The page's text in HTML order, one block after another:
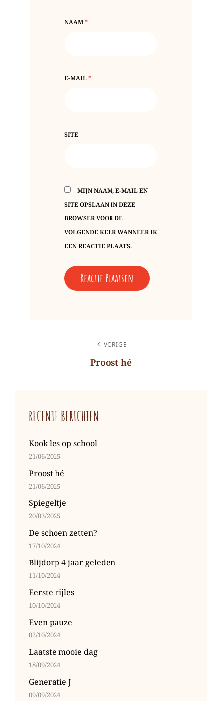
NAAM*
E-MAIL*
SITE
MIJN NAAM, E-MAIL EN
SITE OPSLAAN IN DEZE
BROWSER VOOR DE
VOLGENDE KEER WANNEER IK
EEN REACTIE PLAATS.
VORIGE
Proost hé
RECENTE BERICHTEN
Kook les op school
21/06/2025
Proost hé
21/06/2025
Spiegeltje
20/03/2025
De schoen zetten?
17/10/2024
Blijdorp 4 jaar geleden
11/10/2024
Eerste rijles
10/10/2024
Even pauze
02/10/2024
Laatste mooie dag
18/09/2024
Generatie J
09/09/2024